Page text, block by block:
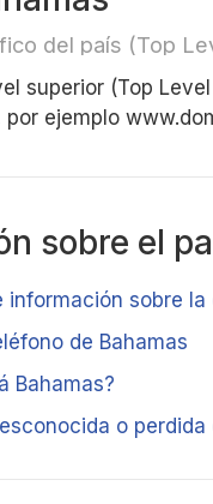
del país (Top
superior (Top
por ejemplo
sobre el
información sobre
de Bahamas
Bahamas?
o perdida